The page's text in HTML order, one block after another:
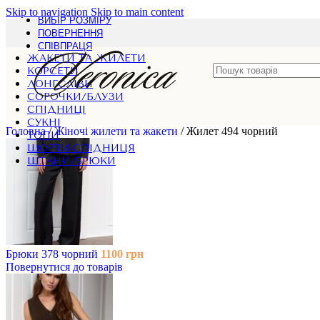
Skip to navigation Skip to main content
ВИБІР РОЗМІРУ
ПОВЕРНЕННЯ
СПІВПРАЦЯ
ЖАКЕТИ ТА ЖИЛЕТИ
КОРСЕТИ
ЛОНГСЛІВИ
СОРОЧКИ/БЛУЗИ
СПІДНИЦІ
СУКНІ
ТОПИ
ШОРТИ-СПІДНИЦЯ
ШТАНИ/БРЮКИ
Головна/ Жіночі жилети та жакети / Жилет 494 чорний
Брюки 378 чорний 1100 грн
Повернутися до товарів